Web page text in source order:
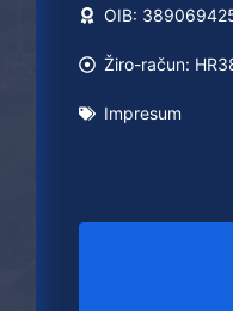
OIB:
Žiro-račun:
Impresum